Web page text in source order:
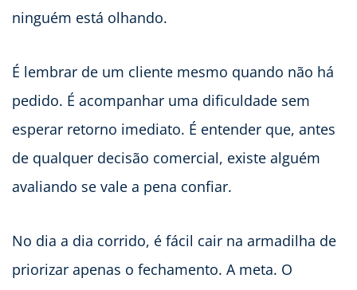
ninguém está olhando.
É lembrar de um cliente mesmo quando não há
pedido. É acompanhar uma dificuldade sem
esperar retorno imediato. É entender que, antes
de qualquer decisão comercial, existe alguém
avaliando se vale a pena confiar.
No dia a dia corrido, é fácil cair na armadilha de
priorizar apenas o fechamento. A meta. O